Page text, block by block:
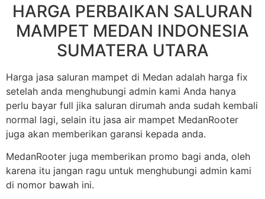
HARGA PERBAIKAN SALURAN
MAMPET MEDAN INDONESIA
SUMATERA UTARA
Harga jasa saluran mampet di Medan adalah harga fix
setelah anda menghubungi admin kami Anda hanya
perlu bayar full jika saluran dirumah anda sudah kembali
normal lagi, selain itu jasa air mampet MedanRooter
juga akan memberikan garansi kepada anda.
MedanRooter juga memberikan promo bagi anda, oleh
karena itu jangan ragu untuk menghubungi admin kami
di nomor bawah ini.